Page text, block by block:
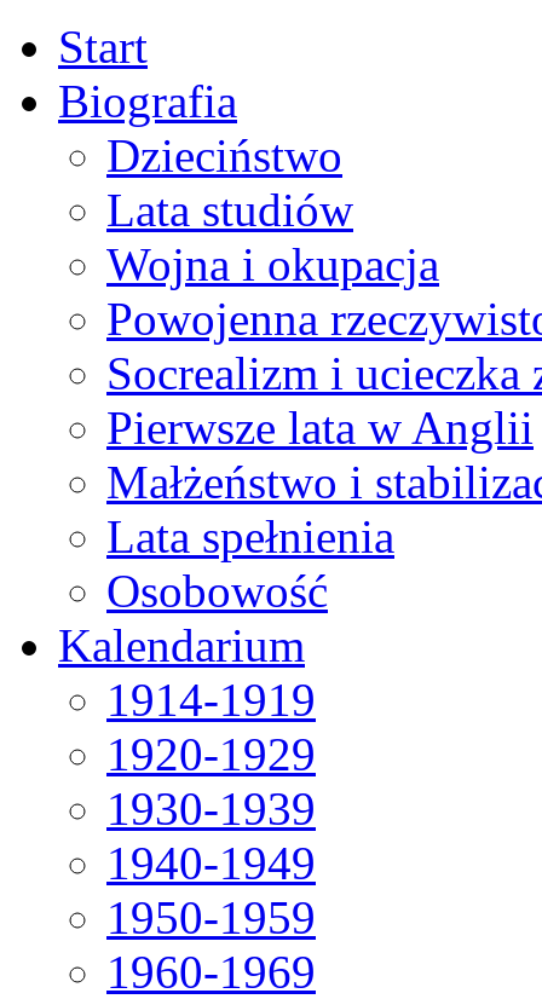
Start
Biografia
Dzieciństwo
Lata studiów
Wojna i okupacja
Powojenna
Socrealizm i ucieczka
Pierwsze lata w Anglii
Małżeństwo i
Lata spełnienia
Osobowość
Kalendarium
1914-1919
1920-1929
1930-1939
1940-1949
1950-1959
1960-1969